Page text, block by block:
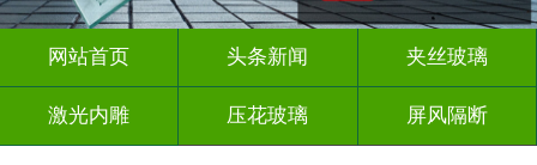
网站首页 头条新闻 夹丝玻璃
激光内雕 压花玻璃 屏风隔断